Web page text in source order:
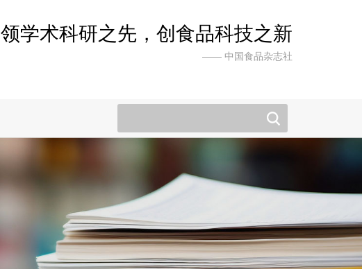
领学术科研之先，创食品科技之新
—— 中国食品杂志社